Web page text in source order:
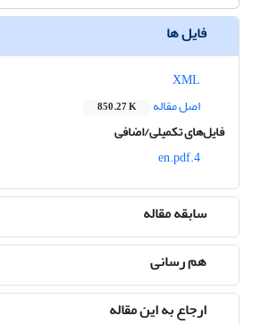
فایل ها
اصل مقاله
850.27 K
فایل‌های تکمیلی/اضافی
4.en.pdf
سابقه مقاله
هم رسانی
ارجاع به این مقاله